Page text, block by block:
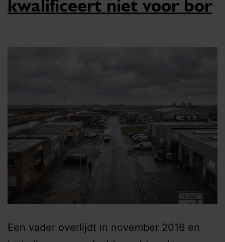
kwalificeert niet voor bor
Een vader overlijdt in november 2016 en